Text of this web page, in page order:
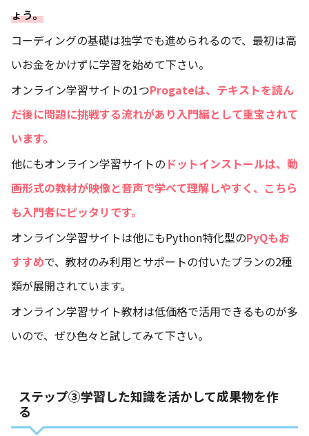
ょう。
コーディングの基礎は独学でも進められるので、最初は高
いお金をかけずに学習を始めて下さい。
オンライン学習サイトの1つProgateは、テキストを読ん
だ後に問題に挑戦する流れがあり入門編として重宝されて
います。
他にもオンライン学習サイトの ドットインストールは、動
画形式の教材が映像と音声で学べて理解しやすく、こちら
も入門者にピッタリです。
オンライン学習サイトは他にもPython特化型のPyQもお
すすめで、教材のみ利用とサポートの付いたプランの2種
類が展開されています。
オンライン学習サイト教材は低価格で活用できるものが多
いので、ぜひ色々と試してみて下さい。
ステップ③学習した知識を活かして成果物を作
る